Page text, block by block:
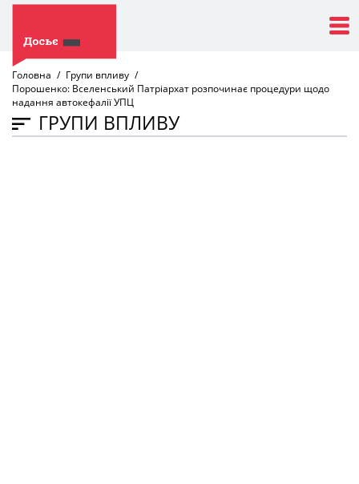
Головна
Групи впливу
Порошенко: Вселенський Патріархат розпочинає процедури щодо
надання автокефалії УПЦ
ГРУПИ ВПЛИВУ